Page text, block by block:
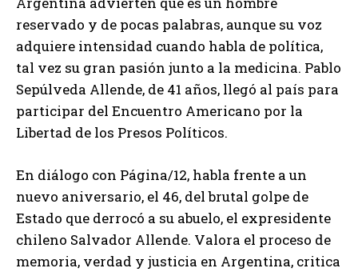
reservado y de pocas palabras, aunque su voz
adquiere intensidad cuando habla de política,
tal vez su gran pasión junto a la medicina. Pablo
Sepúlveda Allende, de 41 años, llegó al país para
participar del Encuentro Americano por la
Libertad de los Presos Políticos.
En diálogo con Página/12, habla frente a un
nuevo aniversario, el 46, del brutal golpe de
Estado que derrocó a su abuelo, el expresidente
chileno Salvador Allende. Valora el proceso de
memoria, verdad y justicia en Argentina, critica